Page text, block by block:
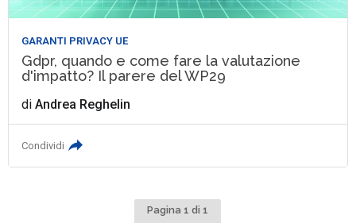
GARANTI PRIVACY UE
Gdpr, quando e come fare la valutazione
d'impatto? Il parere del WP29
diAndrea Reghelin
Condividi
Pagina 1 di 1